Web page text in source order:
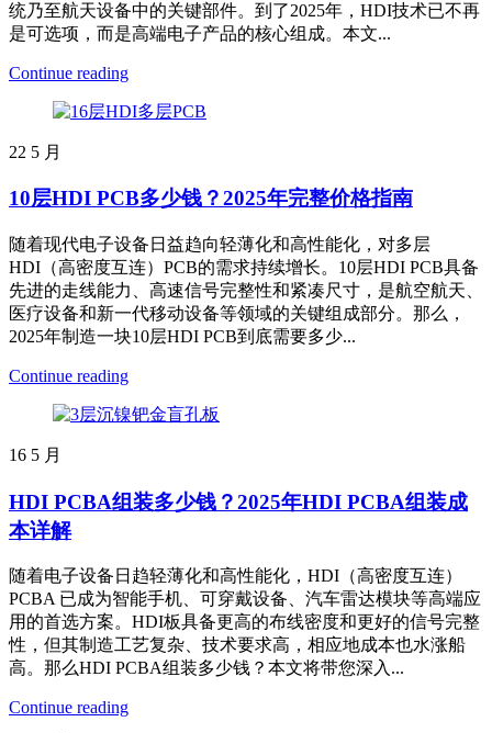
统乃至航天设备中的关键部件。到了2025年，HDI技术已不再
是可选项，而是高端电子产品的核心组成。本文...
Continue reading
22 5 月
10层HDI PCB多少钱？2025年完整价格指南
随着现代电子设备日益趋向轻薄化和高性能化，对多层
HDI（高密度互连）PCB的需求持续增长。10层HDI PCB具备
先进的走线能力、高速信号完整性和紧凑尺寸，是航空航天、
医疗设备和新一代移动设备等领域的关键组成部分。那么，
2025年制造一块10层HDI PCB到底需要多少...
Continue reading
16 5 月
HDI PCBA组装多少钱？2025年HDI PCBA组装成
本详解
随着电子设备日趋轻薄化和高性能化，HDI（高密度互连）
PCBA 已成为智能手机、可穿戴设备、汽车雷达模块等高端应
用的首选方案。HDI板具备更高的布线密度和更好的信号完整
性，但其制造工艺复杂、技术要求高，相应地成本也水涨船
高。那么HDI PCBA组装多少钱？本文将带您深入...
Continue reading